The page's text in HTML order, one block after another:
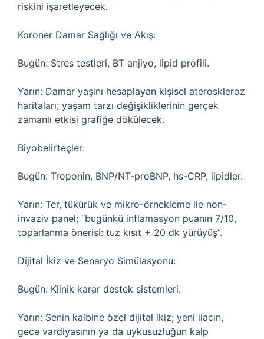
riskini işaretleyecek.
Koroner Damar Sağlığı ve Akış:
Bugün: Stres testleri, BT anjiyo, lipid profili.
Yarın: Damar yaşını hesaplayan kişisel ateroskleroz
haritaları; yaşam tarzı değişikliklerinin gerçek
zamanlı etkisi grafiğe dökülecek.
Biyobelirteçler:
Bugün: Troponin, BNP/NT-proBNP, hs-CRP, lipidler.
Yarın: Ter, tükürük ve mikro-örnekleme ile non-
invaziv panel; “bugünkü inflamasyon puanın 7/10,
toparlanma önerisi: tuz kısıt + 20 dk yürüyüş”.
Dijital İkiz ve Senaryo Simülasyonu:
Bugün: Klinik karar destek sistemleri.
Yarın: Senin kalbine özel dijital ikiz; yeni ilacın,
gece vardiyasının ya da uykusuzluğun kalp